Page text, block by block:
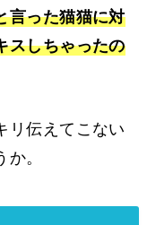
言った猫猫に対
スしちゃったの
リ伝えてこない
。